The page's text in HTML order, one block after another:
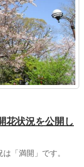
花状況を公開し
「満開」です。